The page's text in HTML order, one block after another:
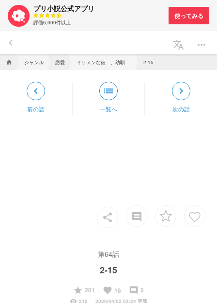
プリ小説公式アプリ
評価6,000件以上
keyboard_arrow_left translate more_horiz
home ジャンル 恋愛 2-15
keyboard_arrow_left
前の話
list
一覧へ
keyboard_arrow_right
次の話
share insert_comment
第64話
2-15
start
201 favorite 16 insert_comment 0
visibility 215 2026/04/02 02:24 更新